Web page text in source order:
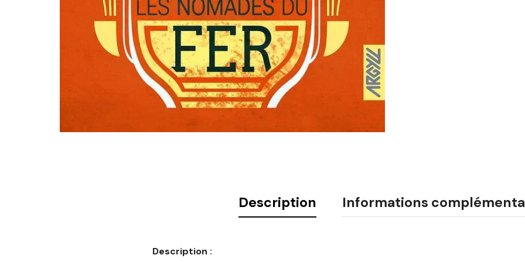
Description Informations
Description :